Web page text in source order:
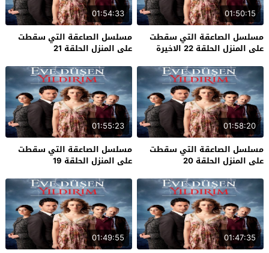
01:50:15
مسلسل الصاعقة التي سقطت
على المنزل الحلقة 22 الاخيرة
01:54:33
مسلسل الصاعقة التي سقطت
على المنزل الحلقة 21
01:58:20
مسلسل الصاعقة التي سقطت
على المنزل الحلقة 20
01:55:23
مسلسل الصاعقة التي سقطت
على المنزل الحلقة 19
01:47:35
01:49:55